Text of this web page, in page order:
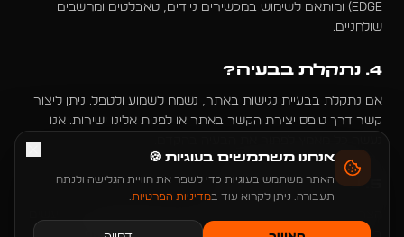
Edge) ומותאם לשימוש במכשירים ניידים, טאבלטים ומחשבים
שולחניים.
4. נתקלת בבעיה?
אם נתקלת בבעיית נגישות באתר, נשמח לשמוע ולטפל. ניתן ליצור
קשר דרך טופס יצירת הקשר באתר או לפנות אלינו ישירות. אנו
באתר. אנו ממשיכים לפעול לשיפור הנגישות באופן שוטף.
אנחנו משתמשים בעוגיות 🍪
האתר משתמש בעוגיות כדי לשפר את חוויית הגלישה ולנתח
תעבורה. ניתן לקרוא עוד במדיניות הפרטיות